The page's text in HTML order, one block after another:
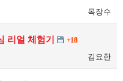
목장수
리얼 체험기 +18
김요한